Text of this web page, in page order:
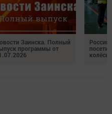
Заинска. Полный
программы от